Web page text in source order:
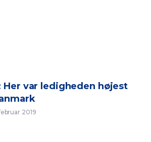
Her var ledigheden højest
2019